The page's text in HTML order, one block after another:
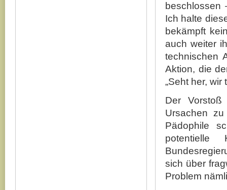
beschlossen
Ich halte
bekämpft
auch weiter
technischen
Aktion, die
„Seht her, wir
Der
Ursachen
Pädophile
potentielle
sich über
Problem